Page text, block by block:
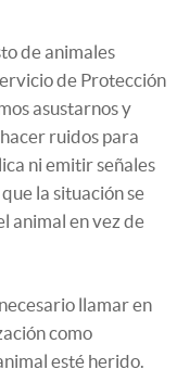
de animales
de Protección
asustarnos y
ruidos para
ni emitir señales
la situación se
animal en vez de
llamar en
como
esté herido.